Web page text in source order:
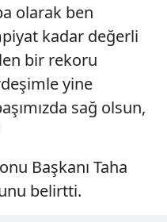
olarak ben
kadar değerli
bir rekoru
yine
sağ olsun,
Başkanı Taha
belirtti.